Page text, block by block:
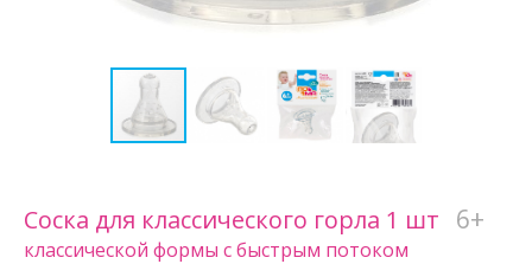
Соска для классического горла 1 шт
классической формы с быстрым потоком
6+